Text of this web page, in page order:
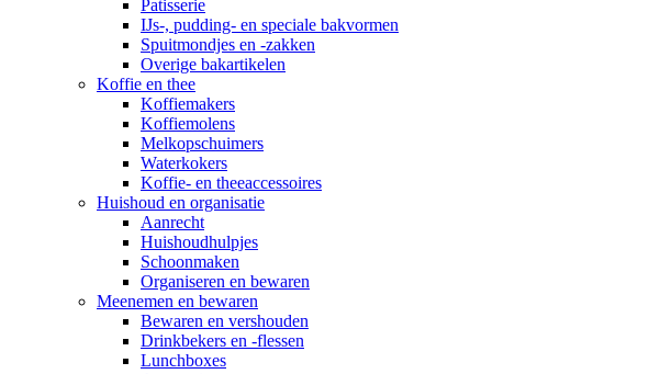
Patisserie
IJs-, pudding- en speciale bakvormen
Spuitmondjes en -zakken
Overige bakartikelen
Koffie en thee
Koffiemakers
Koffiemolens
Melkopschuimers
Waterkokers
Koffie- en theeaccessoires
Huishoud en organisatie
Aanrecht
Huishoudhulpjes
Schoonmaken
Organiseren en bewaren
Meenemen en bewaren
Bewaren en vershouden
Drinkbekers en -flessen
Lunchboxes